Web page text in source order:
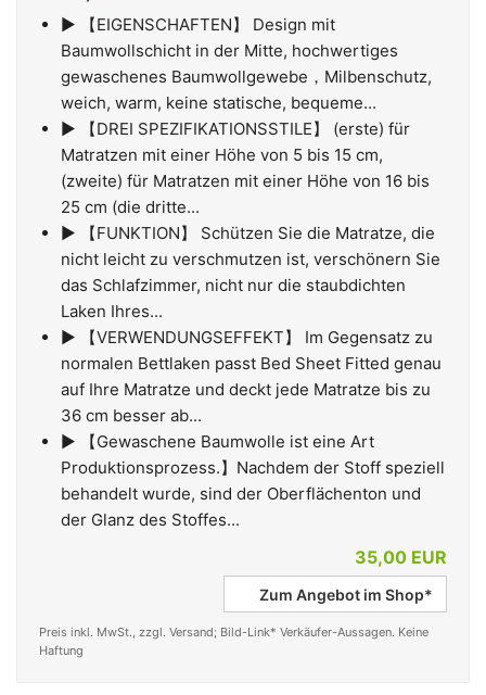
▶ 【EIGENSCHAFTEN】 Design mit
Baumwollschicht in der Mitte, hochwertiges
gewaschenes Baumwollgewebe，Milbenschutz,
weich, warm, keine statische, bequeme...
▶ 【DREI SPEZIFIKATIONSSTILE】 (erste) für
Matratzen mit einer Höhe von 5 bis 15 cm,
(zweite) für Matratzen mit einer Höhe von 16 bis
25 cm (die dritte...
▶ 【FUNKTION】 Schützen Sie die Matratze, die
nicht leicht zu verschmutzen ist, verschönern Sie
das Schlafzimmer, nicht nur die staubdichten
Laken Ihres...
▶ 【VERWENDUNGSEFFEKT】 Im Gegensatz zu
normalen Bettlaken passt Bed Sheet Fitted genau
auf Ihre Matratze und deckt jede Matratze bis zu
36 cm besser ab...
▶ 【Gewaschene Baumwolle ist eine Art
Produktionsprozess.】Nachdem der Stoff speziell
behandelt wurde, sind der Oberflächenton und
der Glanz des Stoffes...
35,00 EUR
Zum Angebot im Shop*
Preis inkl. MwSt., zzgl. Versand; Bild-Link* Verkäufer-Aussagen. Keine
Haftung